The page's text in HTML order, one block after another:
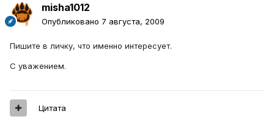
misha1012
Опубликовано 7 августа, 2009
Пишите в личку, что именно интересует.
С уважением.
Цитата